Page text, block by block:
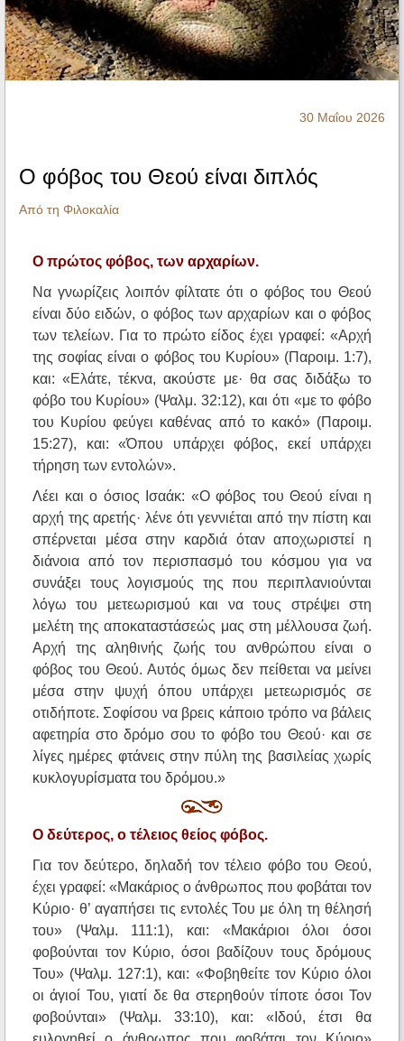
Ηχητικά
30 Μαΐου 2026
Ο φόβος του Θεού είναι διπλός
Από τη Φιλοκαλία
Ο πρώτος φόβος, των αρχαρίων.
Να γνωρίζεις λοιπόν φίλτατε ότι ο φόβος του Θεού
είναι δύο ειδών, ο φόβος των αρχαρίων και ο φόβος
των τελείων. Για το πρώτο είδος έχει γραφεί: «Αρχή
της σοφίας είναι ο φόβος του Κυρίου» (Παροιμ. 1:7),
και: «Ελάτε, τέκνα, ακούστε με· θα σας διδάξω το
φόβο του Κυρίου» (Ψαλμ. 32:12), και ότι «με το φόβο
του Κυρίου φεύγει καθένας από το κακό» (Παροιμ.
15:27), και: «Όπου υπάρχει φόβος, εκεί υπάρχει
τήρηση των εντολών».
Λέει και ο όσιος Ισαάκ: «Ο φόβος του Θεού είναι η
αρχή της αρετής· λένε ότι γεννιέται από την πίστη και
σπέρνεται μέσα στην καρδιά όταν αποχωριστεί η
διάνοια από τον περισπασμό του κόσμου για να
συνάξει τους λογισμούς της που περιπλανιούνται
λόγω του μετεωρισμού και να τους στρέψει στη
μελέτη της αποκαταστάσεώς μας στη μέλλουσα ζωή.
Αρχή της αληθινής ζωής του ανθρώπου είναι ο
φόβος του Θεού. Αυτός όμως δεν πείθεται να μείνει
μέσα στην ψυχή όπου υπάρχει μετεωρισμός σε
οτιδήποτε. Σοφίσου να βρεις κάποιο τρόπο να βάλεις
αφετηρία στο δρόμο σου το φόβο του Θεού· και σε
λίγες ημέρες φτάνεις στην πύλη της βασιλείας χωρίς
κυκλογυρίσματα του δρόμου.»
Ο δεύτερος, ο τέλειος θείος φόβος.
Για τον δεύτερο, δηλαδή τον τέλειο φόβο του Θεού,
έχει γραφεί: «Μακάριος ο άνθρωπος που φοβάται τον
Κύριο· θ’ αγαπήσει τις εντολές Του με όλη τη θέλησή
του» (Ψαλμ. 111:1), και: «Μακάριοι όλοι όσοι
φοβούνται τον Κύριο, όσοι βαδίζουν τους δρόμους
Του» (Ψαλμ. 127:1), και: «Φοβηθείτε τον Κύριο όλοι
οι άγιοί Του, γιατί δε θα στερηθούν τίποτε όσοι Τον
φοβούνται» (Ψαλμ. 33:10), και: «Ιδού, έτσι θα